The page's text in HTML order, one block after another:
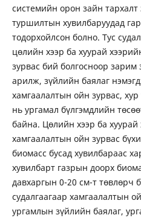
системийн орон зайн тархалт
туршилтын хувилбаруудад
тодорхойлсон болно. Тус
цөлийн хээр ба хуурай
зурвас бий болгосноор
арилж, зүйлийн баялаг
хамгаалалтын ойн зурвас,
нь ургамал бүлгэмдлийн
байна. Цөлийн хээр ба хуурай
хамгаалалтын ойн зурвас
биомасс бусад хувилбараас
хувилбарт газрын доорх
давхаргын 0-20 см-т төвлөрч
судалгаагаар хамгаалалтын
ургамлын зүйлийн баялаг,